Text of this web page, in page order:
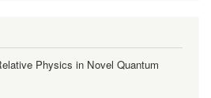
Physics in Novel Quantum